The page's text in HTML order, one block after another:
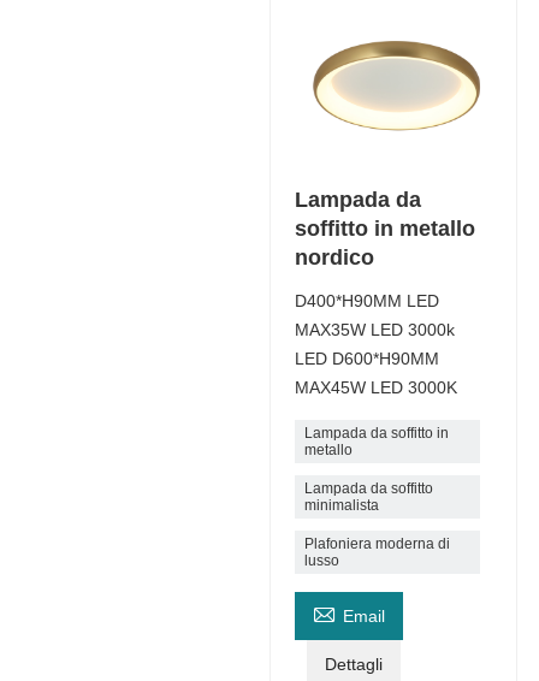
Lampada da
soffitto in metallo
nordico
D400*H90MM LED
MAX35W LED 3000k
LED D600*H90MM
MAX45W LED 3000K
Lampada da soffitto in
metallo
Lampada da soffitto
minimalista
Plafoniera moderna di
lusso
 Email
Dettagli